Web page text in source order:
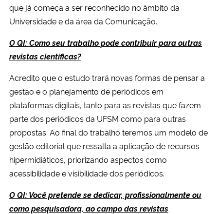
que já começa a ser reconhecido no âmbito da
Universidade e da área da Comunicação.
O QI: Como seu trabalho pode contribuir para outras
revistas científicas?
Acredito que o estudo trará novas formas de pensar a
gestão e o planejamento de periódicos em
plataformas digitais, tanto para as revistas que fazem
parte dos periódicos da UFSM como para outras
propostas. Ao final do trabalho teremos um modelo de
gestão editorial que ressalta a aplicação de recursos
hipermidiáticos, priorizando aspectos como
acessibilidade e visibilidade dos periódicos.
O QI: Você pretende se dedicar, profissionalmente ou
como pesquisadora, ao campo das revistas